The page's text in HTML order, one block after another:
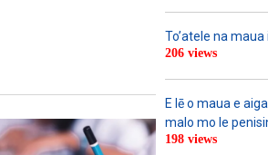
To’atele na
206 views
E lē o maua e
malo mo le
198 views